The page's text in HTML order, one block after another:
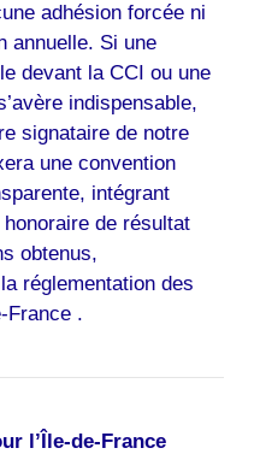
adhésion forcée ni
annuelle. Si une
devant la CCI ou une
indispensable,
signataire de notre
une convention
intégrant
de résultat
obtenus,
réglementation des
France .
l’Île-de-France